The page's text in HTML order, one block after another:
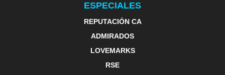
ESPECIALES
REPUTACIÓN CA
ADMIRADOS
LOVEMARKS
RSE